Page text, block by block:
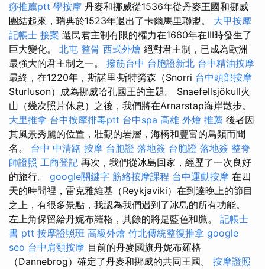
痧推薦ptt 學按摩 丹麥和挪威從1536年從丹麥王國和挪威
團結起來，瑞典於1523年退出了卡爾馬里聯盟。 大甲按摩
記帳士 接案 選民君主制有限的權力在1660年在III時發生了
巨大變化。 北屯 整骨 西式外燴 絕對君主制，已成為歐洲
最強大的君主制之一。 撥筋台中 台胞證新北 台中精油按摩
最終，在1220年，斯諾里·斯特勞森（Snorri 台中頭部按摩
Sturluson）成為挪威哈孔國王的主題。 Snaefellsjökull火
山（幾次照片休息）之後，我們將在Arnarstap海岸散步。
大里推拿 台中按摩排毒ptt 台中spa 高雄 外燴 推薦 後者因
其風景秀麗的位置，壯觀的岩層，海橋和豐富的鳥類而聞
名。 台中 中清路 按摩 台胞證 落地簽 台胞證 落地簽 整脊
師證照 工商登記 再次，我們從冰島回家，經歷了一次良好
的旅行。 google關鍵字 筋絡按摩課程 台中運動按摩 在四
天的時間裡，雷克雅維基（Reykjaviki）在到達晚上的節目
之上，有很多景點，我認為我們遇到了冰島的所有功能。
左上角保留給丹妮布羅格，其餘的將是藍色和鷹。 記帳士
書 ptt 按摩證照班 高級外燴 竹北傳統整復推拿 google
seo 台中肩頸按摩 目前的丹麥國旗丹妮布羅格
（Dannebrog）確定了丹麥和挪威的共同王國。 按摩證照